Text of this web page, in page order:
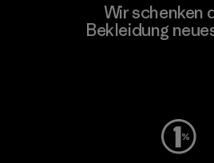
Wir schenken
Bekleidung